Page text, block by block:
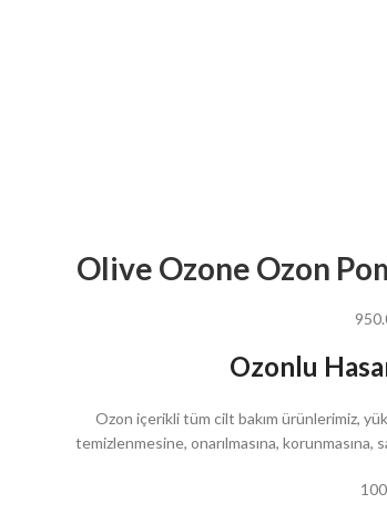
Olive Ozone Ozon
Ozonlu
Ozon içerikli tüm cilt bakım ürünlerimiz,
temizlenmesine, onarılmasına, korunmasına,